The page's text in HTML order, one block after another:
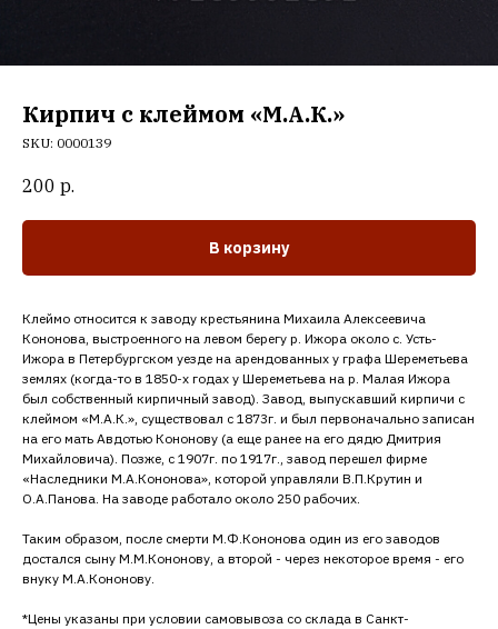
Кирпич с клеймом «М.А.К.»
SKU: 0000139
200 р.
В корзину
Клеймо относится к заводу крестьянина Михаила Алексеевича
Кононова, выстроенного на левом берегу р. Ижора около с. Усть-
Ижора в Петербургском уезде на арендованных у графа Шереметьева
землях (когда-то в 1850-х годах у Шереметьева на р. Малая Ижора
был собственный кирпичный завод). Завод, выпускавший кирпичи с
клеймом «М.А.К.», существовал с 1873г. и был первоначально записан
на его мать Авдотью Кононову (а еще ранее на его дядю Дмитрия
Михайловича). Позже, с 1907г. по 1917г., завод перешел фирме
«Наследники М.А.Кононова», которой управляли В.П.Крутин и
О.А.Панова. На заводе работало около 250 рабочих.
Таким образом, после смерти М.Ф.Кононова один из его заводов
достался сыну М.М.Кононову, а второй - через некоторое время - его
внуку М.А.Кононову.
*Цены указаны при условии самовывоза со склада в Санкт-